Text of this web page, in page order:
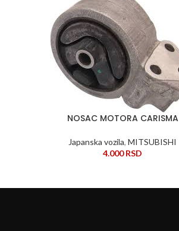
DODAJ U KORPU
NOSAC MOTORA CARISMA
Japanska vozila,MITSUBISHI
4.000RSD